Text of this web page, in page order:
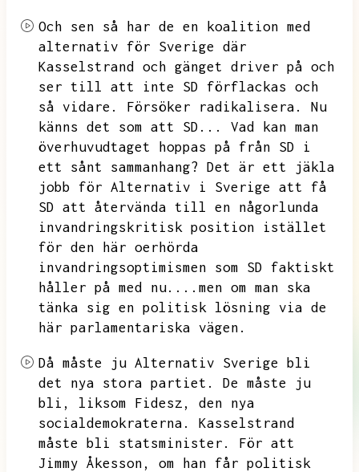
Och sen så har de en koalition med
alternativ för Sverige där
Kasselstrand och gänget driver på och
ser till att inte SD förflackas och
så vidare.
Försöker radikalisera.
Nu
känns det som att SD...
Vad kan man
överhuvudtaget hoppas på från SD i
ett sånt sammanhang? Det är ett jäkla
jobb för Alternativ i Sverige att få
SD att återvända till en någorlunda
invandringskritisk position istället
för den här oerhörda
invandringsoptimismen som SD faktiskt
håller på med nu....men om man ska
tänka sig en politisk lösning via de
här parlamentariska vägen.
Då måste ju Alternativ Sverige bli
det nya stora partiet.
De måste ju
bli,
liksom Fidesz,
den nya
socialdemokraterna.
Kasselstrand
måste bli statsminister.
För att
Jimmy Åkesson,
om han får politisk